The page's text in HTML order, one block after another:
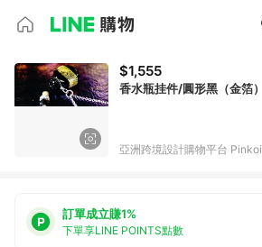
$1,555
香水瓶挂件/圓形黑（金箔）
亞洲跨境設計購物平台 Pinkoi
訂單成立賺1%
下單享LINE POINTS點數